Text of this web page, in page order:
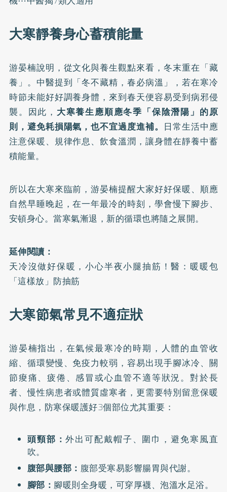
大寒靜養身心蓄積能量
游晏楠說明，從文化與養生觀點來看，冬末重在「藏
養」。中醫提到「冬不藏精，春必病溫」，若在寒冷
時節未能好好調養身體，來到春天便容易受到病邪侵
襲。因此， 大寒養生應順應冬季「保陰潛陽」的原
則，避免耗損陽氣，也不宜過度進補。 日常生活中應
注意保暖、規律作息、飲食溫潤，讓身體在靜養中蓄
積能量。
所以在大寒來臨前，游晏楠提醒大家好好保暖、順應
自然早睡晚起，在一年最冷的時刻，學會慢下腳步、
安頓身心。當寒氣漸退，新的循環也將隨之展開。
延伸閱讀：
天冷沒做好保暖，小心半夜小腿抽筋！醫：暖暖包
「這樣放」防抽筋
大寒節氣常見不適症狀
游晏楠指出，在氣候最寒冷的時期，人體的血管收
縮、循環變慢、免疫力較弱，容易出現手腳冰冷、關
節痠痛、疲倦、感冒或心血管不適等狀況。對於長
者、慢性病患者或體質虛寒者，更需要特別留意保暖
與作息，防寒保暖護好3個部位尤其重要：
頭頸部：外出可配戴帽子、圍巾，避免寒風直
吹。
腹部與腰部： 腹部受寒易影響腸胃與代謝。
腳部：腳暖則全身暖，可穿厚襪、泡溫水足浴。